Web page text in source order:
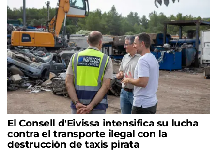
El Consell d'Eivissa intensifica su lucha
contra el transporte ilegal con la
destrucción de taxis pirata